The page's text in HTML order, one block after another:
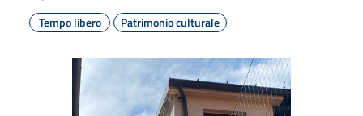
Tempo libero
Patrimonio culturale